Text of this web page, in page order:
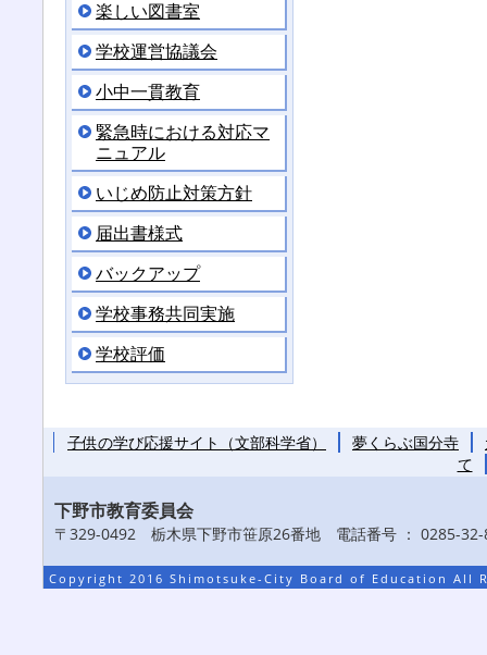
楽しい図書室
学校運営協議会
小中一貫教育
緊急時における対応マ
ニュアル
いじめ防止対策方針
届出書様式
バックアップ
学校事務共同実施
学校評価
子供の学び応援サイト（文部科学省） 夢くらぶ国分寺
て
下野市教育委員会
〒329-0492 栃木県下野市笹原26番地 電話番号 ： 0285-32-
Copyright 2016 Shimotsuke-City Board of Education All